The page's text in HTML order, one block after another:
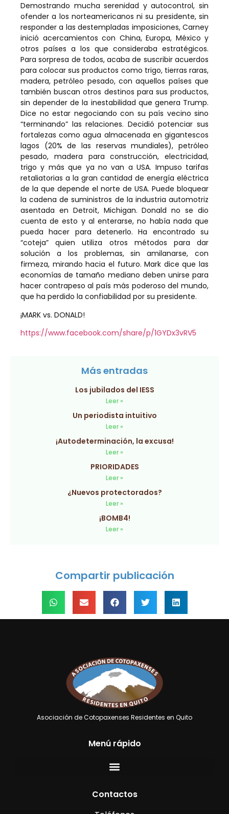
Demostrando mucha serenidad y autocontrol, sin
ofender a los norteamericanos ni su presidente, sin
responder a las destempladas imposiciones, Carney
inició acercamientos con China, Europa, México y
otros países a los que consideraba estratégicos.
Para sorpresa de todos, acaba de suscribir acuerdos
para colocar sus productos como trigo, tierras raras,
madera, petróleo pesado, con aquellos países que
también buscan otros destinos para sus productos,
sin depender de la inestabilidad que genera Trump.
Dice no estar negociando con su país vecino sino
“terminando” las relaciones. Decidió potenciar sus
fortalezas como agua almacenada en gigantescos
lagos (20% de las reservas mundiales), petróleo
pesado, madera para construcción, electricidad,
trigo y más que ya no van a USA. Impuso tarifas
retaliatorias a la gran cantidad de energía eléctrica
de la que depende el norte de USA. Puede bloquear
la cadena de suministros de la industria automotriz
asentada en Detroit, Michigan. Donald no se dio
cuenta de esto y al enterarse, no había nada que
pueda hacer para detenerlo. Ha encontrado su
“coteja” quien utiliza otros métodos para dar
solución a los problemas, sin amilanarse, con
firmeza, mirando hacia el futuro. Mark dice que las
economías de tamaño mediano deben unirse para
hacer contrapeso al país más poderoso del mundo,
que ha perdido la confiabilidad por su presidente.
¡MARK vs. DONALD!
https://www.facebook.com/share/p/1GYDx3vRV5
Más entradas
Los jubilados del IESS
Leer »
Un periodista intuitivo
Leer »
¡Autodeterminación, la excusa!
Leer »
PRIORIDADES
Leer »
¿Nuevos protectorados?
Leer »
¡BOMB4!
Leer »
Compartir publicación
Asociación de Cotopaxenses Residentes en Quito
Menú rápido
Contactos